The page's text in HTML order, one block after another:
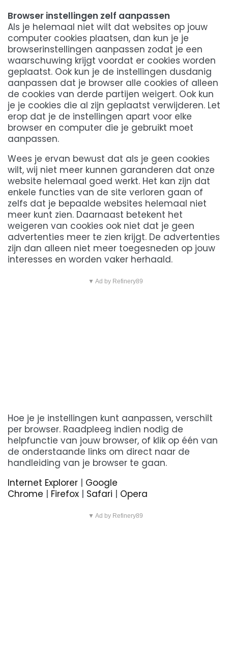
Browser instellingen zelf aanpassen
Als je helemaal niet wilt dat websites op jouw
computer cookies plaatsen, dan kun je je
browserinstellingen aanpassen zodat je een
waarschuwing krijgt voordat er cookies worden
geplaatst. Ook kun je de instellingen dusdanig
aanpassen dat je browser alle cookies of alleen
de cookies van derde partijen weigert. Ook kun
je je cookies die al zijn geplaatst verwijderen. Let
erop dat je de instellingen apart voor elke
browser en computer die je gebruikt moet
aanpassen.
Wees je ervan bewust dat als je geen cookies
wilt, wij niet meer kunnen garanderen dat onze
website helemaal goed werkt. Het kan zijn dat
enkele functies van de site verloren gaan of
zelfs dat je bepaalde websites helemaal niet
meer kunt zien. Daarnaast betekent het
weigeren van cookies ook niet dat je geen
advertenties meer te zien krijgt. De advertenties
zijn dan alleen niet meer toegesneden op jouw
interesses en worden vaker herhaald.
▼ Ad by Refinery89
Hoe je je instellingen kunt aanpassen, verschilt
per browser. Raadpleeg indien nodig de
helpfunctie van jouw browser, of klik op één van
de onderstaande links om direct naar de
handleiding van je browser te gaan.
Internet Explorer | Google
Chrome | Firefox | Safari | Opera
▼ Ad by Refinery89